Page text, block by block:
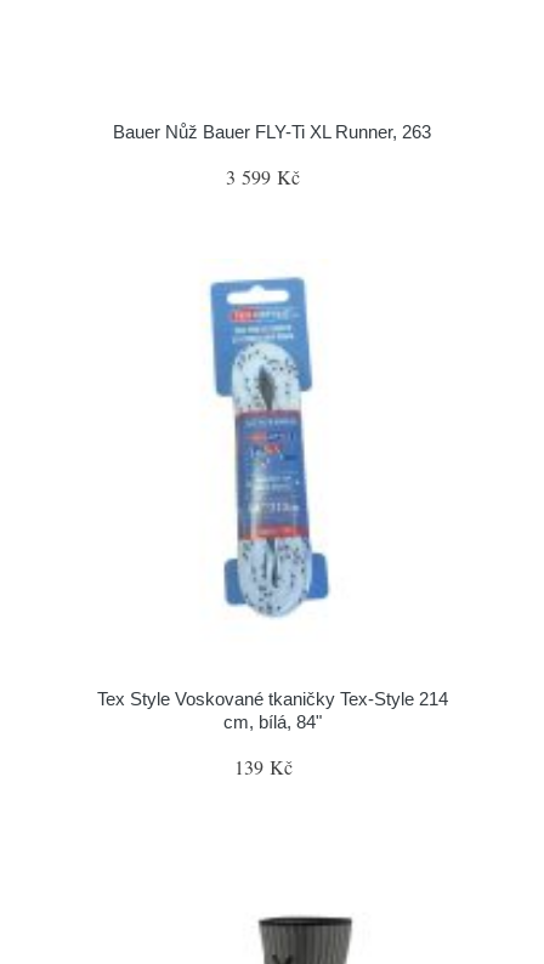
Bauer Nůž Bauer FLY-Ti XL Runner, 263
3 599 Kč
Tex Style Voskované tkaničky Tex-Style 214
cm, bílá, 84"
139 Kč